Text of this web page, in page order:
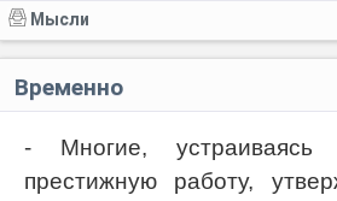
Мысли
Временно
- Многие,
престижную работу,